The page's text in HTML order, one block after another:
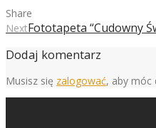
Share
NextFototapeta “Cudowny
Dodaj komentarz
Musisz się zalogować, aby móc